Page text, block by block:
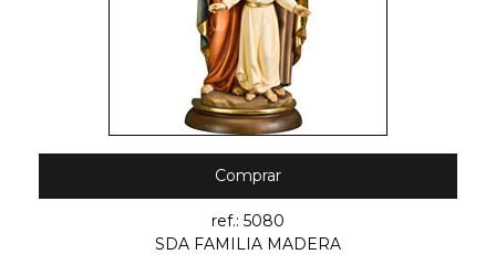
Comprar
ref.: 5080
SDA FAMILIA MADERA